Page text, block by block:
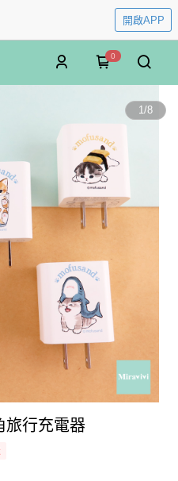
開啟APP
0
1/8
旅行充電器